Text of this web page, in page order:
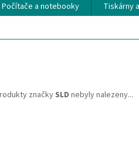
Počítače a notebooky Tiskárny
značky SLD nebyly nalezeny...